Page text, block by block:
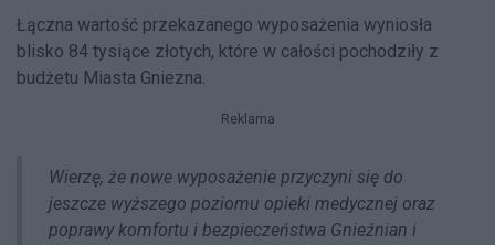
Łączna wartość przekazanego wyposażenia wyniosła
blisko 84 tysiące złotych, które w całości pochodziły z
budżetu Miasta Gniezna.
Reklama
Wierzę, że nowe wyposażenie przyczyni się do
jeszcze wyższego poziomu opieki medycznej oraz
poprawy komfortu i bezpieczeństwa Gnieźnian i